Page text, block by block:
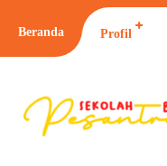
Beranda Profil